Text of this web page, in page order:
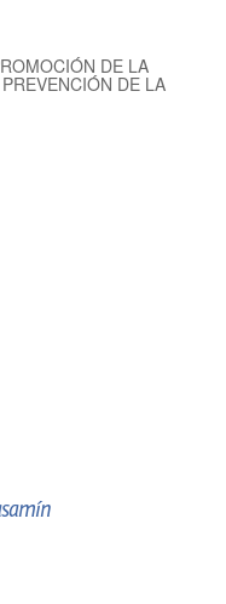
DE LA
DE LA